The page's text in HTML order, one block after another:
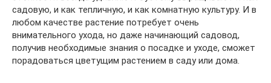
садовую, и как тепличную, и как комнатную культуру. И в
любом качестве растение потребует очень
внимательного ухода, но даже начинающий садовод,
получив необходимые знания о посадке и уходе, сможет
порадоваться цветущим растением в саду или дома.